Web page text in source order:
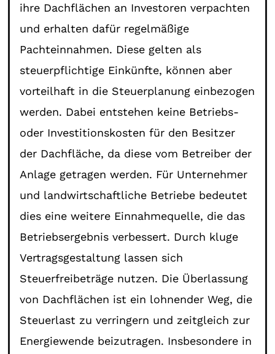
ihre Dachflächen an Investoren verpachten
und erhalten dafür regelmäßige
Pachteinnahmen. Diese gelten als
steuerpflichtige Einkünfte, können aber
vorteilhaft in die Steuerplanung einbezogen
werden. Dabei entstehen keine Betriebs-
oder Investitionskosten für den Besitzer
der Dachfläche, da diese vom Betreiber der
Anlage getragen werden. Für Unternehmer
und landwirtschaftliche Betriebe bedeutet
dies eine weitere Einnahmequelle, die das
Betriebsergebnis verbessert. Durch kluge
Vertragsgestaltung lassen sich
Steuerfreibeträge nutzen. Die Überlassung
von Dachflächen ist ein lohnender Weg, die
Steuerlast zu verringern und zeitgleich zur
Energiewende beizutragen. Insbesondere in